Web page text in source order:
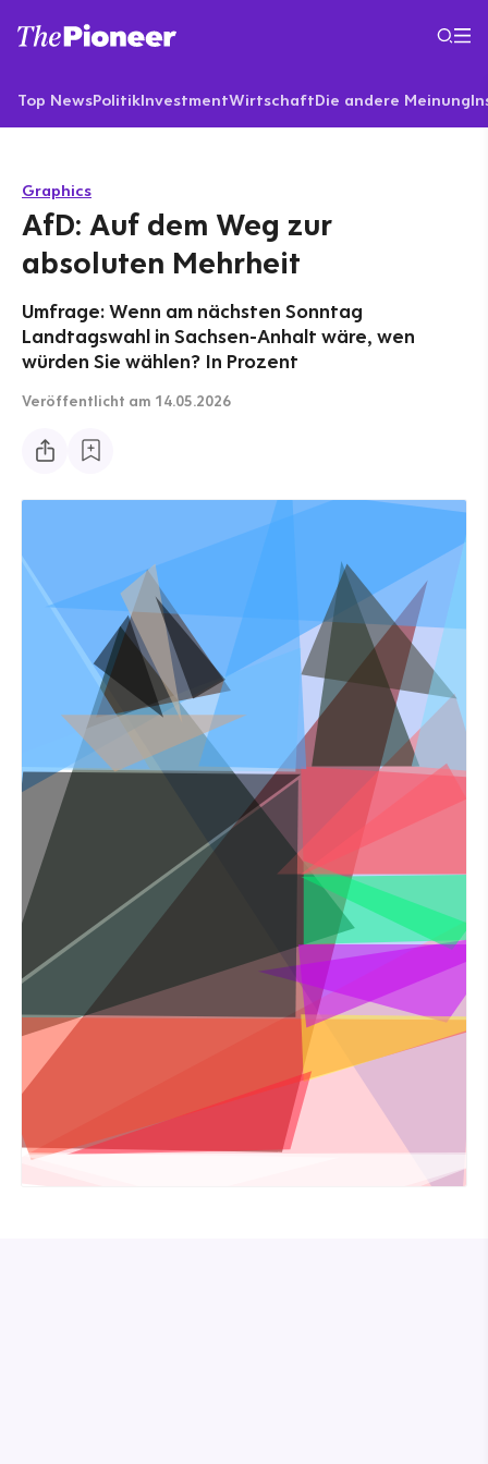
Top NewsPolitikInvestmentWirtschaftDie andere Meinung
Graphics
AfD: Auf dem Weg zur
absoluten Mehrheit
Umfrage: Wenn am nächsten Sonntag
Landtagswahl in Sachsen-Anhalt wäre, wen
würden Sie wählen? In Prozent
Veröffentlicht am 14.05.2026